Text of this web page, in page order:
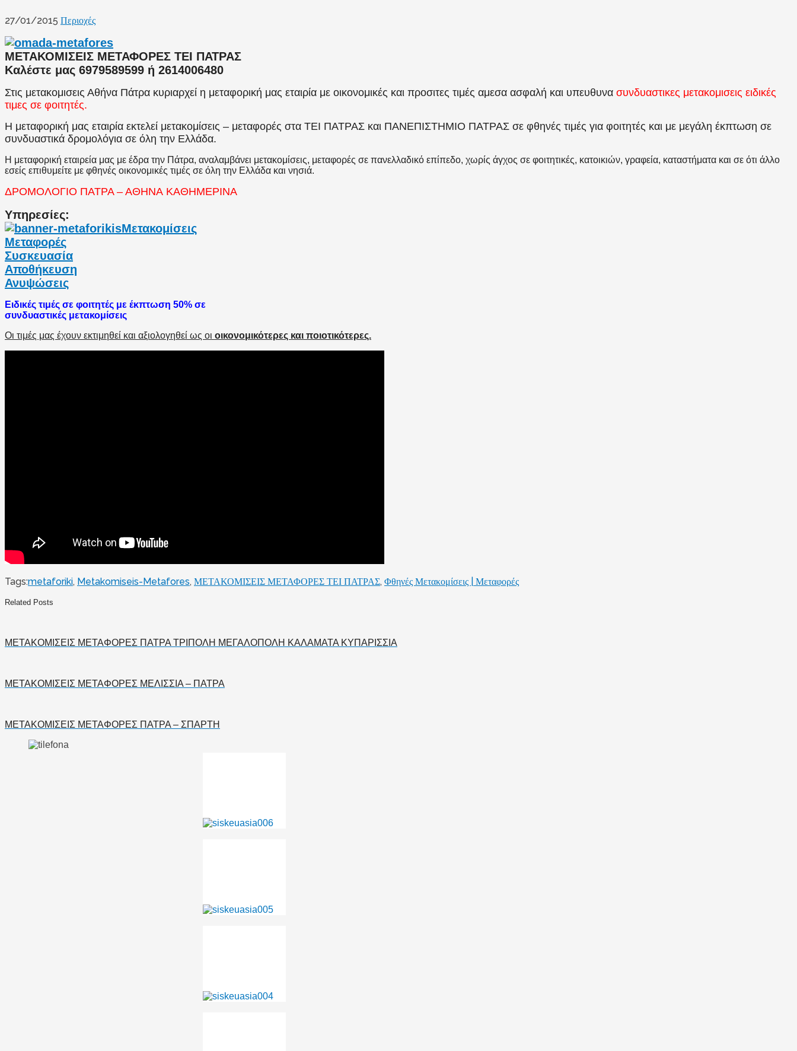
27/01/2015 Περιοχές
ΜΕΤΑΚΟΜΙΣΕΙΣ ΜΕΤΑΦΟΡΕΣ ΤΕΙ ΠΑΤΡΑΣ
Καλέστε μας 6979589599 ή 2614006480
Στις μετακομισεις Αθήνα Πάτρα κυριαρχεί η μεταφορική μας εταιρία με οικονομικές και προσιτες τιμές αμεσα ασφαλή και υπευθυνα συνδυαστικες μετακομισεις ειδικές
τιμες σε φοιτητές.
Η μεταφορική μας εταιρία εκτελεί μετακομίσεις – μεταφορές στα ΤΕΙ ΠΑΤΡΑΣ και ΠΑΝΕΠΙΣΤΗΜΙΟ ΠΑΤΡΑΣ σε φθηνές τιμές για φοιτητές και με μεγάλη έκπτωση σε
συνδυαστικά δρομολόγια σε όλη την Ελλάδα.
Η μεταφορική εταιρεία μας με έδρα την Πάτρα, αναλαμβάνει μετακομίσεις, μεταφορές σε πανελλαδικό επίπεδο, χωρίς άγχος σε φοιτητικές, κατοικιών, γραφεία, καταστήματα και σε ότι άλλο
εσείς επιθυμείτε με φθηνές οικονομικές τιμές σε όλη την Ελλάδα και νησιά.
ΔΡΟΜΟΛΟΓΙΟ ΠΑΤΡΑ – ΑΘΗΝΑ ΚΑΘΗΜΕΡΙΝΑ
Υπηρεσίες:
Μετακομίσεις
Μεταφορές
Συσκευασία
Αποθήκευση
Ανυψώσεις
Ειδικές τιμές σε φοιτητές με έκπτωση 50% σε
συνδυαστικές μετακομίσεις
Οι τιμές μας έχουν εκτιμηθεί και αξιολογηθεί ως οι οικονομικότερες και ποιοτικότερες.
Tags:metaforiki, Metakomiseis-Metafores, ΜΕΤΑΚΟΜΙΣΕΙΣ ΜΕΤΑΦΟΡΕΣ ΤΕΙ ΠΑΤΡΑΣ, Φθηνές Μετακομίσεις | Μεταφορές
Related Posts
ΜΕΤΑΚΟΜΙΣΕΙΣ ΜΕΤΑΦΟΡΕΣ ΠΑΤΡΑ ΤΡΙΠΟΛΗ ΜΕΓΑΛΟΠΟΛΗ ΚΑΛΑΜΑΤΑ ΚΥΠΑΡΙΣΣΙΑ
ΜΕΤΑΚΟΜΙΣΕΙΣ ΜΕΤΑΦΟΡΕΣ ΜΕΛΙΣΣΙΑ – ΠΑΤΡΑ
ΜΕΤΑΚΟΜΙΣΕΙΣ ΜΕΤΑΦΟΡΕΣ ΠΑΤΡΑ – ΣΠΑΡΤΗ